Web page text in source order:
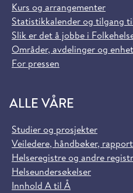
Kurs og arrangementer
Statistikkalender og tilgang
Slik er det å jobbe i
Områder, avdelinger og
For pressen
ALLE VÅRE
Studier og prosjekter
Veiledere, håndbøker,
Helseregistre og andre
Helseundersøkelser
Innhold A til Å